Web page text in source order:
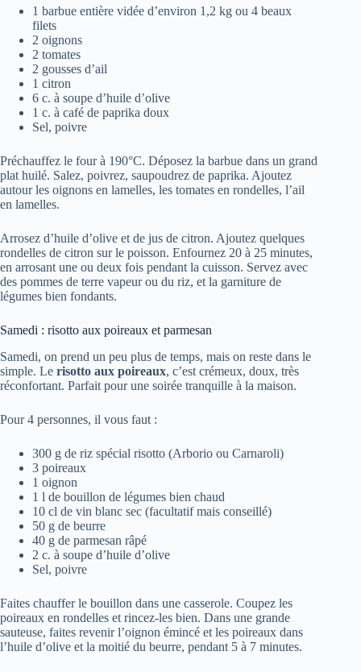
1 barbue entière vidée d’environ 1,2 kg ou 4 beaux
filets
2 oignons
2 tomates
2 gousses d’ail
1 citron
6 c. à soupe d’huile d’olive
1 c. à café de paprika doux
Sel, poivre
Préchauffez le four à 190°C. Déposez la barbue dans un grand
plat huilé. Salez, poivrez, saupoudrez de paprika. Ajoutez
autour les oignons en lamelles, les tomates en rondelles, l’ail
en lamelles.
Arrosez d’huile d’olive et de jus de citron. Ajoutez quelques
rondelles de citron sur le poisson. Enfournez 20 à 25 minutes,
en arrosant une ou deux fois pendant la cuisson. Servez avec
des pommes de terre vapeur ou du riz, et la garniture de
légumes bien fondants.
Samedi : risotto aux poireaux et parmesan
Samedi, on prend un peu plus de temps, mais on reste dans le
simple. Le risotto aux poireaux, c’est crémeux, doux, très
réconfortant. Parfait pour une soirée tranquille à la maison.
Pour 4 personnes, il vous faut :
300 g de riz spécial risotto (Arborio ou Carnaroli)
3 poireaux
1 oignon
1 l de bouillon de légumes bien chaud
10 cl de vin blanc sec (facultatif mais conseillé)
50 g de beurre
40 g de parmesan râpé
2 c. à soupe d’huile d’olive
Sel, poivre
Faites chauffer le bouillon dans une casserole. Coupez les
poireaux en rondelles et rincez-les bien. Dans une grande
sauteuse, faites revenir l’oignon émincé et les poireaux dans
l’huile d’olive et la moitié du beurre, pendant 5 à 7 minutes.